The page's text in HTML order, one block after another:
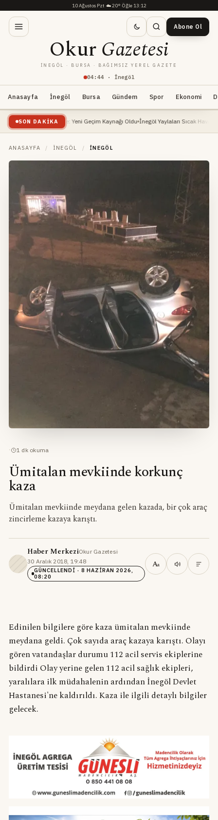
10 Ağustos Pzt·☁️20°·Öğle 13:12
04: 44· İnegöl
OkurGazetesi
İNEGÖL · BURSA · BAĞIMSIZ YEREL GAZETE
Abone Ol
Anasayfa İnegöl Bursa Gündem Spor Ekonomi
SON DAKIKA
Yükselişte: Yeni Geçim Kaynağı Oldu İnegöl Yaylaları Sıcak Havalarda Doğa
ANASAYFA / İNEGÖL / İNEGÖL
· 1 dk okuma
Ümitalan mevkiinde korkunç
kaza
Ümitalan mevkiinde meydana gelen kazada, bir çok araç
zincirleme kazaya karıştı.
Haber MerkeziOkur Gazetesi·
30 Aralık 2018, 19:48·
GÜNCELLENDI · 8 HAZIRAN 2026,
08:20
Aa
Edinilen bilgilere göre kaza ümitalan mevkiinde
meydana geldi. Çok sayıda araç kazaya karıştı. Olayı
gören vatandaşlar durumu 112 acil servis ekiplerine
bildirdi Olay yerine gelen 112 acil sağlık ekipleri,
yaralılara ilk müdahalenin ardından İnegöl Devlet
Hastanesi'ne kaldırıldı. Kaza ile ilgili detaylı bilgiler
gelecek.